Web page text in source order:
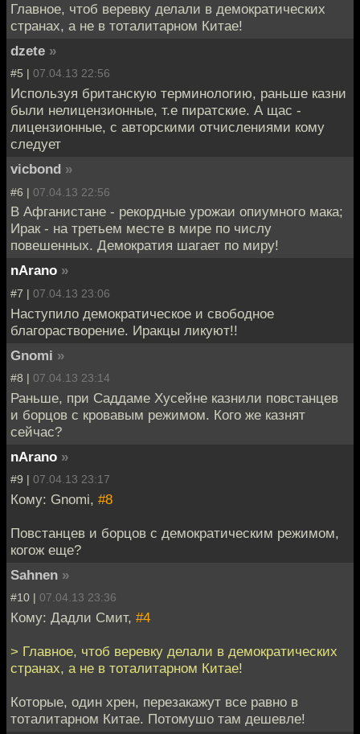
Главное, чтоб веревку делали в демократических
странах, а не в тоталитарном Китае!
dzete »
#5 | 07.04.13 22:56
Используя британскую терминологию, раньше казни
были нелицензионные, т.е пиратские. А щас -
лицензионные, с авторскими отчислениями кому
следует
vicbond »
#6 | 07.04.13 22:56
В Афганистане - рекордные урожаи опиумного мака;
Ирак - на третьем месте в мире по числу
повешенных. Демократия шагает по миру!
nArano »
#7 | 07.04.13 23:06
Наступило демократическое и свободное
благорастворение. Иракцы ликуют!!
Gnomi »
#8 | 07.04.13 23:14
Раньше, при Саддаме Хусейне казнили повстанцев
и борцов с кровавым режимом. Кого же казнят
сейчас?
nArano »
#9 | 07.04.13 23:17
Кому: Gnomi, #8
Повстанцев и борцов с демократическим режимом,
когож еще?
Sahnen »
#10 | 07.04.13 23:36
Кому: Дадли Смит, #4
> Главное, чтоб веревку делали в демократических
странах, а не в тоталитарном Китае!
Которые, один хрен, перезакажут все равно в
тоталитарном Китае. Потомушо там дешевле!